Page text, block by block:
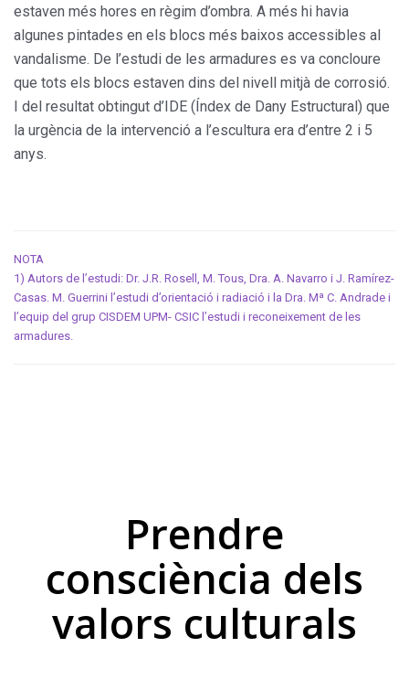
estaven més hores en règim d’ombra. A més hi havia
algunes pintades en els blocs més baixos accessibles al
vandalisme. De l’estudi de les armadures es va concloure
que tots els blocs estaven dins del nivell mitjà de corrosió.
I del resultat obtingut d’IDE (Índex de Dany Estructural) que
la urgència de la intervenció a l’escultura era d’entre 2 i 5
anys.
NOTA
1) Autors de l’estudi: Dr. J.R. Rosell, M. Tous, Dra. A. Navarro i J. Ramírez-
Casas. M. Guerrini l’estudi d’orientació i radiació i la Dra. Mª C. Andrade i
l’equip del grup CISDEM UPM- CSIC l’estudi i reconeixement de les
armadures.
Prendre
consciència dels
valors culturals